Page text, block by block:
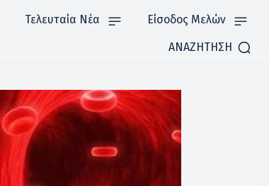
Τελευταία Νέα Είσοδος Μελών
ΑΝΑΖΗΤΗΣΗ